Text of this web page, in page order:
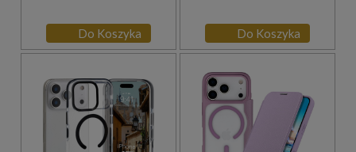
Do Koszyka Do Koszyka